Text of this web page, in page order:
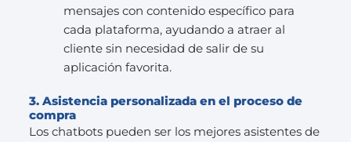
mensajes con contenido específico para
cada plataforma, ayudando a atraer al
cliente sin necesidad de salir de su
aplicación favorita.
3. Asistencia personalizada en el proceso de
compra
Los chatbots pueden ser los mejores asistentes de